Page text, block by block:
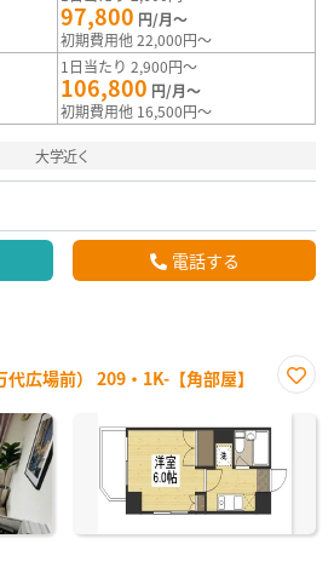
97,800 円/月～
初期費用他 22,000円～
1日当たり 2,900円～
106,800 円/月～
初期費用他 16,500円～
大学近く
電話する
広場前） 209・1K-【角部屋】
に入